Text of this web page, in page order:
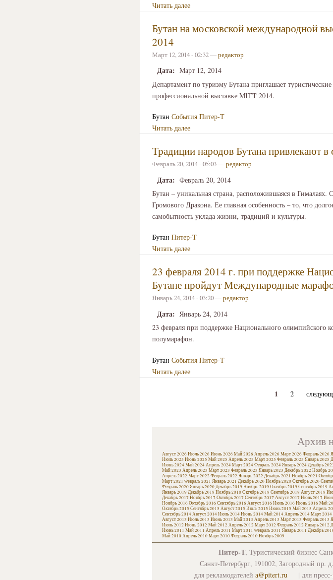
Читать далее
Бутан на московской международной
2014
Март 12, 2014 - 02:32 —редактор
Дата: Март 12, 2014
Департамент по туризму Бутана приглашает
профессиональной выставке MITT 2014.
Бутан События Питер-Т
Читать далее
Традиции народов Бутана привлекают
Февраль 20, 2014 - 05:03 —редактор
Дата: Февраль 20, 2014
Бутан – уникальная страна, расположившаяся в
Громового Дракона. Ее главная особенность – то, что
самобытность уклада жизни, традиций и культуры.
Бутан Питер-Т
Читать далее
23 февраля 2014 г. при поддержке
Бутане пройдут Международные
Январь 24, 2014 - 03:20 —редактор
Дата: Январь 24, 2014
23 февраля при поддержке Национального олимпийского
полумарафон.
Бутан События Питер-Т
Читать далее
1 2
Архив
Август 2026 Июль 2026 Июнь 2026 Май 2026 Апрель 2026 Март 2026 Февраль 2026
Июль 2025 Июнь 2025 Май 2025 Апрель 2025 Март 2025 Февраль 2025 Январь 2025
Июнь 2024Май 2024Апрель 2024Март 2024Февраль 2024Январь 2024Декабрь
Май 2023 Апрель 2023 Март 2023 Февраль 2023 Январь 2023 Декабрь 2022 Ноябрь
Апрель 2022 Март 2022 Февраль 2022 Январь 2022 Декабрь 2021 Ноябрь 2021
Март 2021 Февраль 2021 Январь 2021 Декабрь 2020Ноябрь 2020Октябрь 2020
Февраль 2020Январь 2020Декабрь 2019 Ноябрь 2019 Октябрь 2019 Сентябрь 2019
Январь 2019 Декабрь 2018 Ноябрь 2018 Октябрь 2018 Сентябрь 2018 Август 2018
Декабрь 2017 Ноябрь 2017 Октябрь 2017 Сентябрь 2017 Август 2017 Июль 2017
Ноябрь 2016 Октябрь 2016 Сентябрь 2016 Август 2016 Июль 2016 Июнь 2016 Май
Октябрь 2015 Сентябрь 2015 Август 2015 Июль 2015 Июнь 2015 Май 2015 Апрель
Сентябрь 2014Август 2014Июль 2014Июнь 2014Май 2014Апрель 2014Март 2014
Август 2013 Июль 2013 Июнь 2013 Май 2013 Апрель 2013 Март 2013 Февраль 2013
Июль 2012 Июнь 2012 Май 2012 Апрель 2012 Март 2012 Февраль 2012 Январь 2012
Июнь 2011 Май 2011 Апрель 2011 Март 2011 Февраль 2011 Январь 2011 Декабрь
Май 2010Апрель 2010Март 2010Февраль 2010Ноябрь 2009
Питер-Т, Туристический бизнес
Санкт-Петербург, 191002, Загородный пр.
для рекламодателей a@pitert.ru | для пресс-